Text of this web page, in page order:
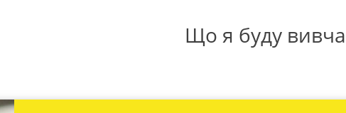
Що я буду